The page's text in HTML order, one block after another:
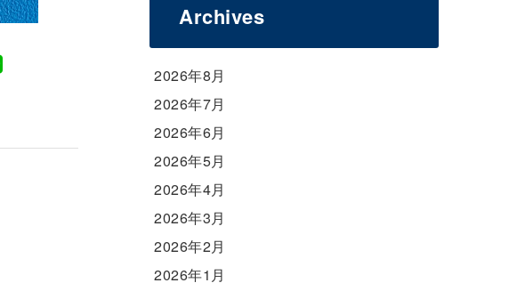
Archives
2026年8月
2026年7月
2026年6月
2026年5月
2026年4月
2026年3月
2026年2月
2026年1月